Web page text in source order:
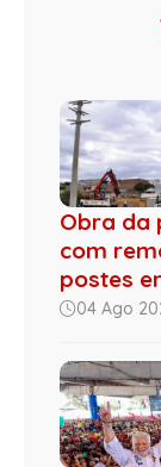
Obra da
com
postes
04 Ago